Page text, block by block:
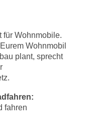
für Wohnmobile.
Wohnmobil
plant, sprecht
fahren